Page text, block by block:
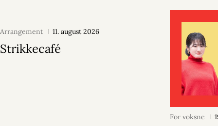
Arrangement 11. august 2026
Strikkecafé
For voksne